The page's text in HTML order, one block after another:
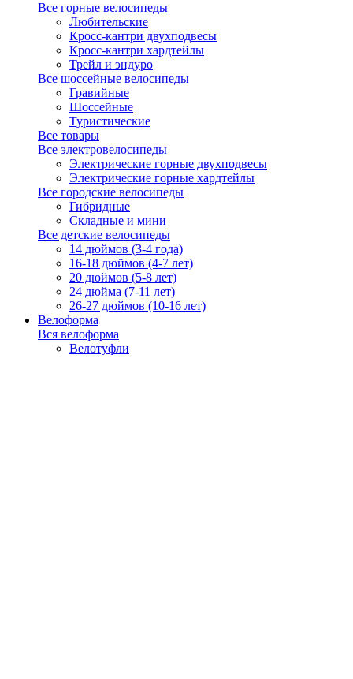
Все горные велосипеды
Любительские
Кросс-кантри двухподвесы
Кросс-кантри хардтейлы
Трейл и эндуро
Все шоссейные велосипеды
Гравийные
Шоссейные
Туристические
Все товары
Все электровелосипеды
Электрические горные двухподвесы
Электрические горные хардтейлы
Все городские велосипеды
Гибридные
Складные и мини
Все детские велосипеды
14 дюймов (3-4 года)
16-18 дюймов (4-7 лет)
20 дюймов (5-8 лет)
24 дюйма (7-11 лет)
26-27 дюймов (10-16 лет)
Велоформа
Вся велоформа
Велотуфли